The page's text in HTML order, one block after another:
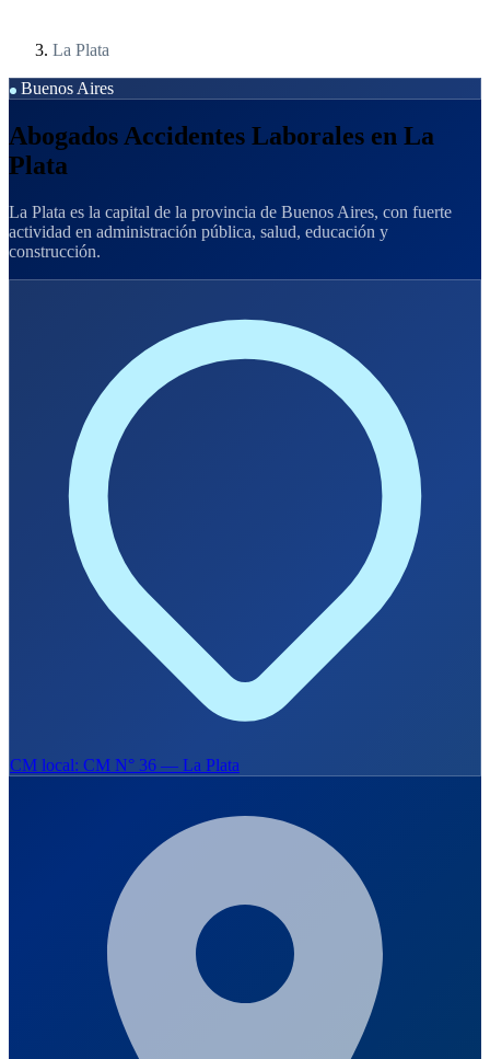
La Plata
Buenos Aires
Abogados Accidentes Laborales en La
Plata
La Plata es la capital de la provincia de Buenos Aires, con fuerte
actividad en administración pública, salud, educación y
construcción.
CM local: CM N° 36 — La Plata